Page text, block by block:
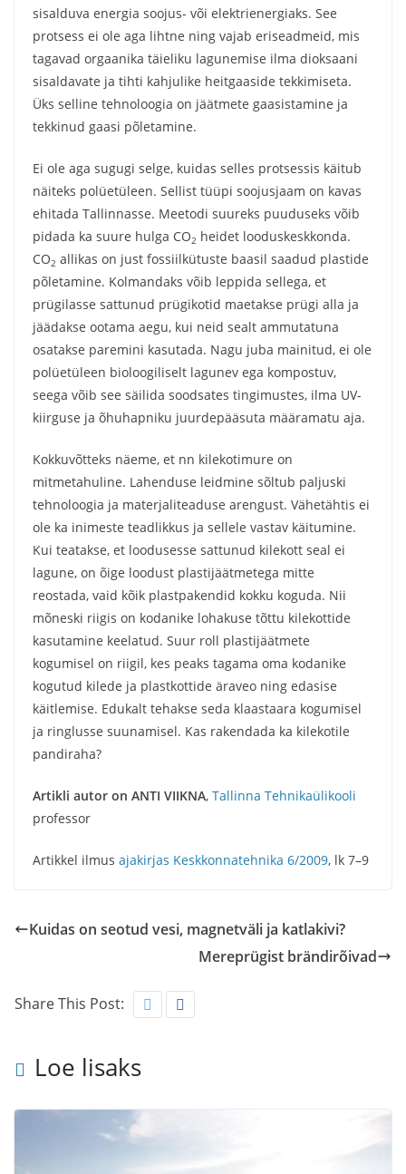
sisalduva energia soojus- või elektrienergiaks. See
protsess ei ole aga lihtne ning vajab eriseadmeid, mis
tagavad orgaanika täieliku lagunemise ilma dioksaani
sisaldavate ja tihti kahjulike heitgaaside tekkimiseta.
Üks selline tehnoloogia on jäätmete gaasistamine ja
tekkinud gaasi põletamine.
Ei ole aga sugugi selge, kuidas selles protsessis käitub
näiteks polüetüleen. Sellist tüüpi soojusjaam on kavas
ehitada Tallinnasse. Meetodi suureks puuduseks võib
pidada ka suure hulga CO2 heidet looduskeskkonda.
CO2 allikas on just fossiilkütuste baasil saadud plastide
põletamine. Kolmandaks võib leppida sellega, et
prügilasse sattunud prügikotid maetakse prügi alla ja
jäädakse ootama aegu, kui neid sealt ammutatuna
osatakse paremini kasutada. Nagu juba mainitud, ei ole
polüetüleen bioloogiliselt lagunev ega kompostuv,
seega võib see säilida soodsates tingimustes, ilma UV-
kiirguse ja õhuhapniku juurdepääsuta määramatu aja.
Kokkuvõtteks näeme, et nn kilekotimure on
mitmetahuline. Lahenduse leidmine sõltub paljuski
tehnoloogia ja materjaliteaduse arengust. Vähetähtis ei
ole ka inimeste teadlikkus ja sellele vastav käitumine.
Kui teatakse, et loodusesse sattunud kilekott seal ei
lagune, on õige loodust plastijäätmetega mitte
reostada, vaid kõik plastpakendid kokku koguda. Nii
mõneski riigis on kodanike lohakuse tõttu kilekottide
kasutamine keelatud. Suur roll plastijäätmete
kogumisel on riigil, kes peaks tagama oma kodanike
kogutud kilede ja plastkottide äraveo ning edasise
käitlemise. Edukalt tehakse seda klaastaara kogumisel
ja ringlusse suunamisel. Kas rakendada ka kilekotile
pandiraha?
Artikli autor on ANTI VIIKNA, Tallinna Tehnikaülikooli
professor
Artikkel ilmus ajakirjas Keskkonnatehnika 6/2009, lk 7–9
Kuidas on seotud vesi, magnetväli ja katlakivi?
Mereprügist brändirõivad
Share This Post:
Loe lisaks